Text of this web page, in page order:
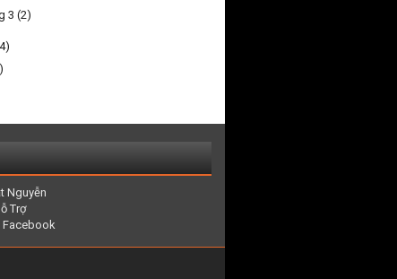
3 (2)
Nguyễn
Trợ
Facebook